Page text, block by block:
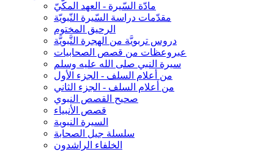
مادّة السّيرة - العهد المكّيّ
مقدّمات دراسة السّيرة النّبويّة
الرحيق المختوم
دروس تربويَّة من الهجرة النَّبويَّة
عبروعظات من قصص الصحابيات
سيرة النبي صلى الله عليه وسلم
من أعلام السلف - الجزء الأول
من أعلام السلف - الجزء الثاني
صحيح القصص النبوي
قصص الأنبياء
السيرة النبوية
سلسلة جيل الصحابة
الخلفاء الراشدون